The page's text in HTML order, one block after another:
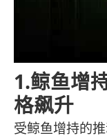
1.鲸鱼增
格飙升
受鲸鱼增持的